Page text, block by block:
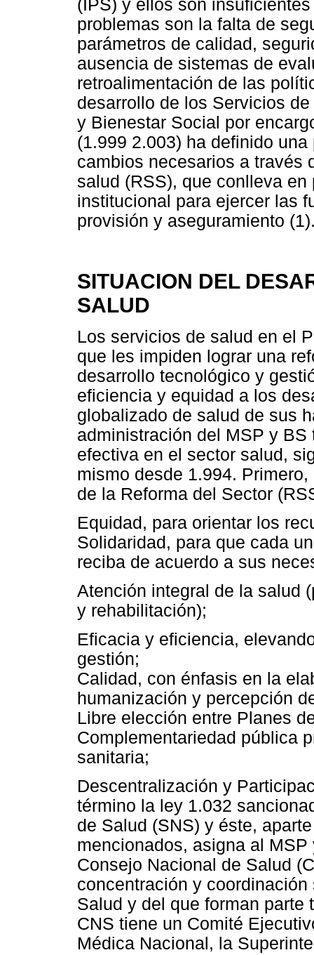
(IPS) y ellos son
problemas son la falta de
parámetros de calidad,
ausencia de sistemas de
retroalimentación de las
desarrollo de los Servicios
y Bienestar Social por
(1.999 2.003) ha definido
cambios necesarios a través
salud (RSS), que conlleva
institucional para ejercer las
provisión y aseguramiento
SITUACION DEL
SALUD
Los servicios de salud en el
que les impiden lograr una
desarrollo tecnológico y
eficiencia y equidad a los
globalizado de salud de sus
administración del MSP y
efectiva en el sector salud,
mismo desde 1.994.
de la Reforma del Sector
Equidad, para orientar los
Solidaridad, para que cada
reciba de acuerdo a sus
Atención integral de la salud
y rehabilitación);
Eficacia y eficiencia,
gestión;
Calidad, con énfasis en la
humanización y percepción
Libre elección entre Planes
Complementariedad pública
sanitaria;
Descentralización y
término la ley 1.032
de Salud (SNS) y éste,
mencionados, asigna al
Consejo Nacional de Salud
concentración y
Salud y del que forman
CNS tiene un Comité
Médica Nacional, la